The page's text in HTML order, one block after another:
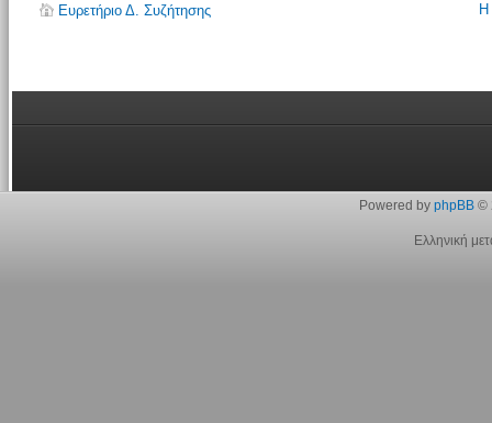
Ευρετήριο Δ. Συζήτησης Η
Powered by phpBB©
Ελληνική